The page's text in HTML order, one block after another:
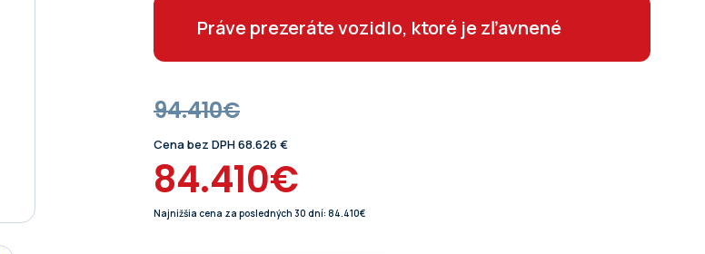
Práve prezeráte vozidlo, ktoré je zľavnené
94.410€
Cena bez DPH 68.626 €
84.410€
Najnižšia cena za posledných 30 dní: 84.410€